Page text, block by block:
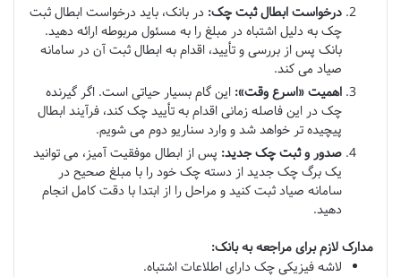
درخواست ابطال ثبت چک: در بانک، باید درخواست ابطال ثبت
چک به دلیل اشتباه در مبلغ را به مسئول مربوطه ارائه دهید.
بانک پس از بررسی و تأیید، اقدام به ابطال ثبت آن در سامانه
صیاد می کند.
اهمیت «اسرع وقت»: این گام بسیار حیاتی است. اگر گیرنده
چک در این فاصله زمانی اقدام به تأیید چک کند، فرآیند ابطال
پیچیده تر خواهد شد و وارد سناریو دوم می شویم.
صدور و ثبت چک جدید: پس از ابطال موفقیت آمیز، می توانید
یک برگ چک جدید از دسته چک خود را با مبلغ صحیح در
سامانه صیاد ثبت کنید و مراحل را از ابتدا با دقت کامل انجام
دهید.
مدارک لازم برای مراجعه به بانک:
لاشه فیزیکی چک دارای اطلاعات اشتباه.